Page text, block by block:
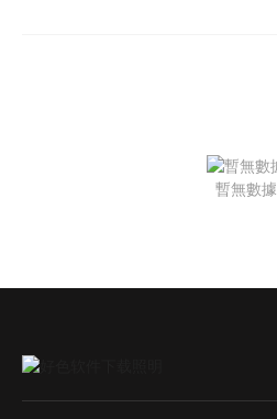
暫無數據